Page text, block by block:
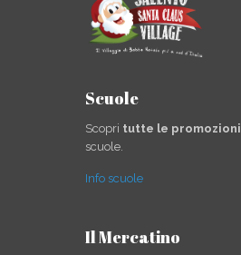
Scuole
Scopri tutte le promozioni
scuole.
Info scuole
Il Mercatino